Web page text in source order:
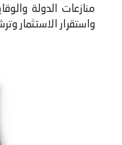
منازعات الدولة
واستقرار الاستثمار